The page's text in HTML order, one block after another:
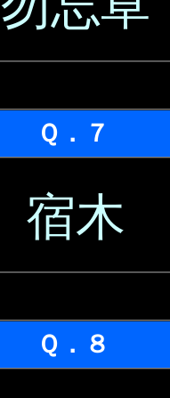
Ｑ．７
宿木
Ｑ．８